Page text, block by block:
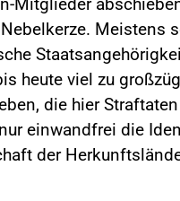
Meistens
heute viel zu
die hier
einwandfrei die
der